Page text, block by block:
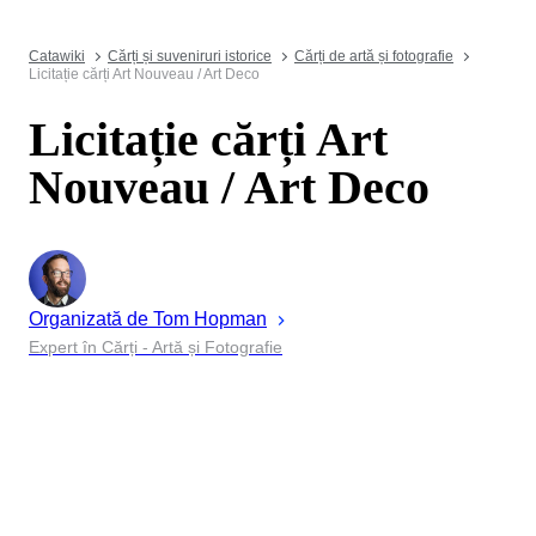
Catawiki Cărți și suveniruri istorice
Cărți de artă și fotografie
Licitație cărți Art Nouveau / Art Deco
Licitație cărți Art
Nouveau / Art Deco
Organizată de Tom Hopman
Expert în Cărți - Artă și Fotografie